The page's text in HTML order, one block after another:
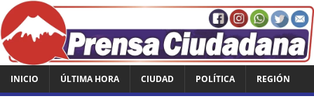
INICIO ÚLTIMA HORA CIUDAD POLÍTICA REGIÓN